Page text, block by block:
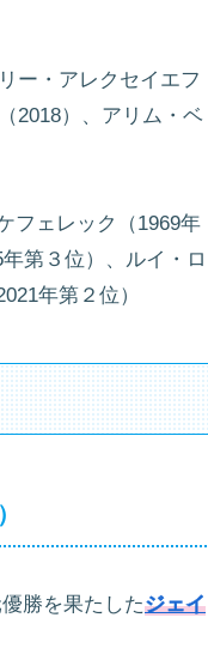
ー・アレクセイエフ
2018）、アリム・ベ
フェレック（1969年
第３位）、ルイ・ロ
年第２位）
勝を果たしたジェイ